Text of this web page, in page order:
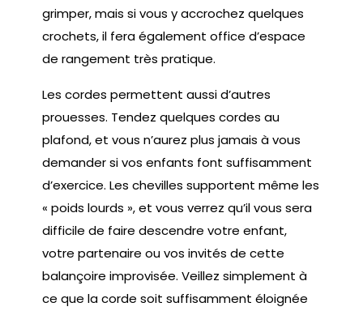
grimper, mais si vous y accrochez quelques
crochets, il fera également office d’espace
de rangement très pratique.
Les cordes permettent aussi d’autres
prouesses. Tendez quelques cordes au
plafond, et vous n’aurez plus jamais à vous
demander si vos enfants font suffisamment
d’exercice. Les chevilles supportent même les
« poids lourds », et vous verrez qu’il vous sera
difficile de faire descendre votre enfant,
votre partenaire ou vos invités de cette
balançoire improvisée. Veillez simplement à
ce que la corde soit suffisamment éloignée